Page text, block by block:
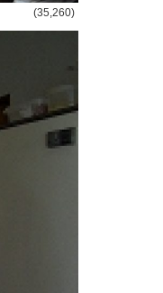
(35,260)